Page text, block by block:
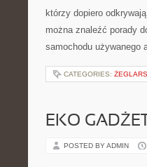
którzy dopiero
można znaleźć porady
samochodu
CATEGORIES:
EKO
POSTED BY ADMIN